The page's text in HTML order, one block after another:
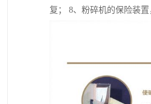
复； 8、粉碎机的保险装